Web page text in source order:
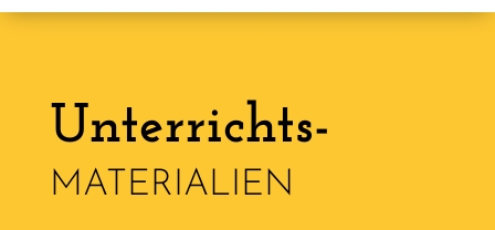
Unterrichts-
MATERIALIEN